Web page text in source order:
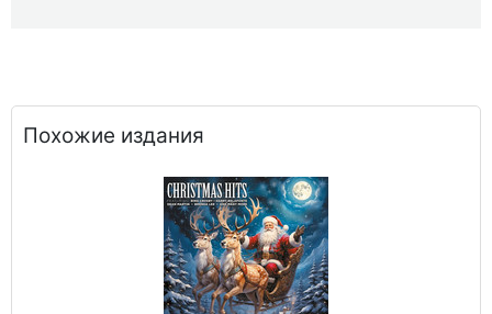
Похожие издания